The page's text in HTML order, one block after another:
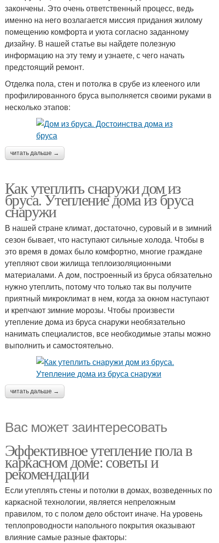
закончены. Это очень ответственный процесс, ведь
именно на него возлагается миссия придания жилому
помещению комфорта и уюта согласно заданному
дизайну. В нашей статье вы найдете полезную
информацию на эту тему и узнаете, с чего начать
предстоящий ремонт.
Отделка пола, стен и потолка в срубе из клееного или
профилированного бруса выполняется своими руками в
несколько этапов:
читать дальше →
Как утеплить снаружи дом из
бруса. Утепление дома из бруса
снаружи
В нашей стране климат, достаточно, суровый и в зимний
сезон бывает, что наступают сильные холода. Чтобы в
это время в домах было комфортно, многие граждане
утепляют свои жилища теплоизоляционными
материалами. А дом, построенный из бруса обязательно
нужно утеплить, потому что только так вы получите
приятный микроклимат в нем, когда за окном наступают
и крепчают зимние морозы. Чтобы произвести
утепление дома из бруса снаружи необязательно
нанимать специалистов, все необходимые этапы можно
выполнить и самостоятельно.
читать дальше →
Вас может заинтересовать
Эффективное утепление пола в
каркасном доме: советы и
рекомендации
Если утеплять стены и потолки в домах, возведенных по
каркасной технологии, является непреложным
правилом, то с полом дело обстоит иначе. На уровень
теплопроводности напольного покрытия оказывают
влияние самые разные факторы: